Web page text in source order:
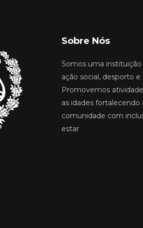
Sobre Nós
Somos uma instituição
ação social, desporto e
Promovemos
as idades fortalecendo
comunidade com
estar